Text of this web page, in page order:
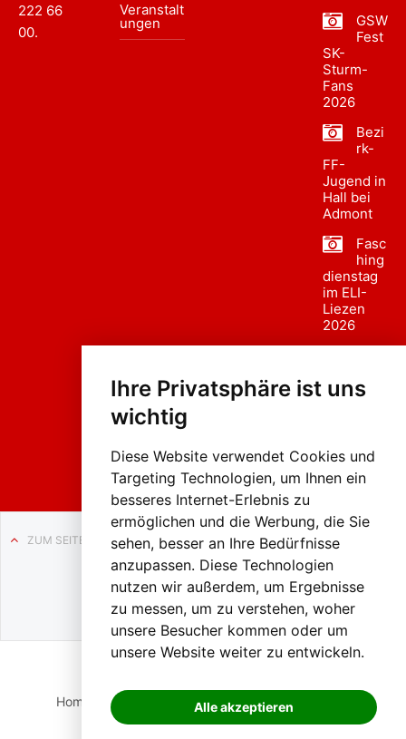
Ihre Privatsphäre ist uns
wichtig
Diese Website verwendet Cookies und
Targeting Technologien, um Ihnen ein
besseres Internet-Erlebnis zu
ermöglichen und die Werbung, die Sie
sehen, besser an Ihre Bedürfnisse
anzupassen. Diese Technologien
nutzen wir außerdem, um Ergebnisse
zu messen, um zu verstehen, woher
unsere Besucher kommen oder um
unsere Website weiter zu entwickeln.
Alle akzeptieren
222 66
00.
Veranstalt
ungen
GSW
Fest
SK-
Sturm-
Fans
2026
Bezi
rk-
FF-
Jugend in
Hall bei
Admont
Fasc
hing
dienstag
im ELI-
Liezen
2026
sumzug
Liezen
ZUM SEITENANFANG
Auf BLO24.at werben?
+43 (0)664 2226600
Home Suche Login Impressum
Datenschutz